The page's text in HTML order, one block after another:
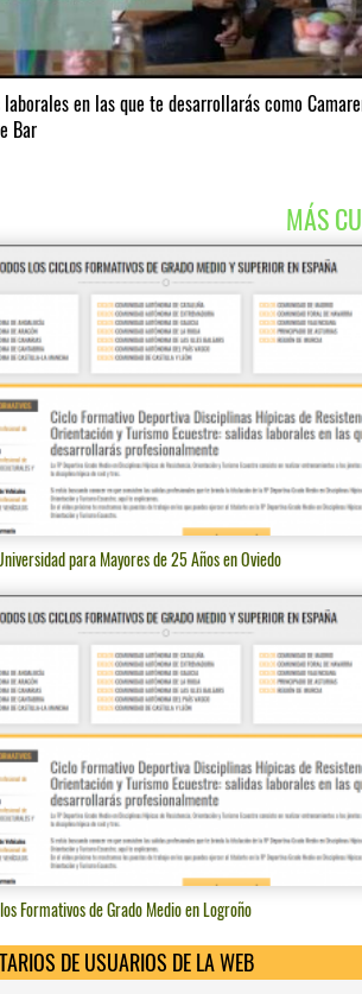
laborales en las que te desarrollarás como
Bar
MÁS
para Mayores de 25 Años en Oviedo
Formativos de Grado Medio en Logroño
DE USUARIOS DE LA WEB